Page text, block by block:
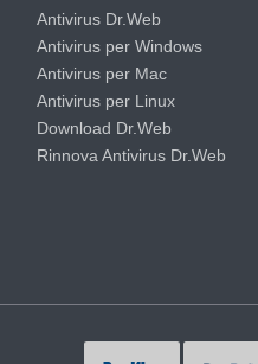
Antivirus Dr.Web
Antivirus per Windows
Antivirus per Mac
Antivirus per Linux
Download Dr.Web
Rinnova Antivirus Dr.Web